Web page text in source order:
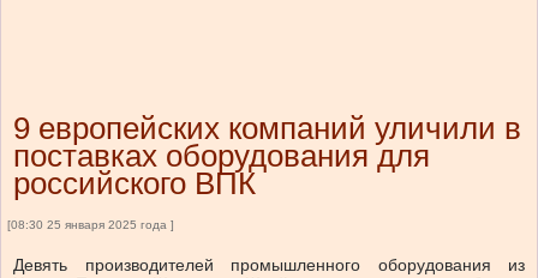
9 европейских компаний уличили в
поставках оборудования для
российского ВПК
[08:30 25 января 2025 года ]
Девять производителей промышленного оборудования из